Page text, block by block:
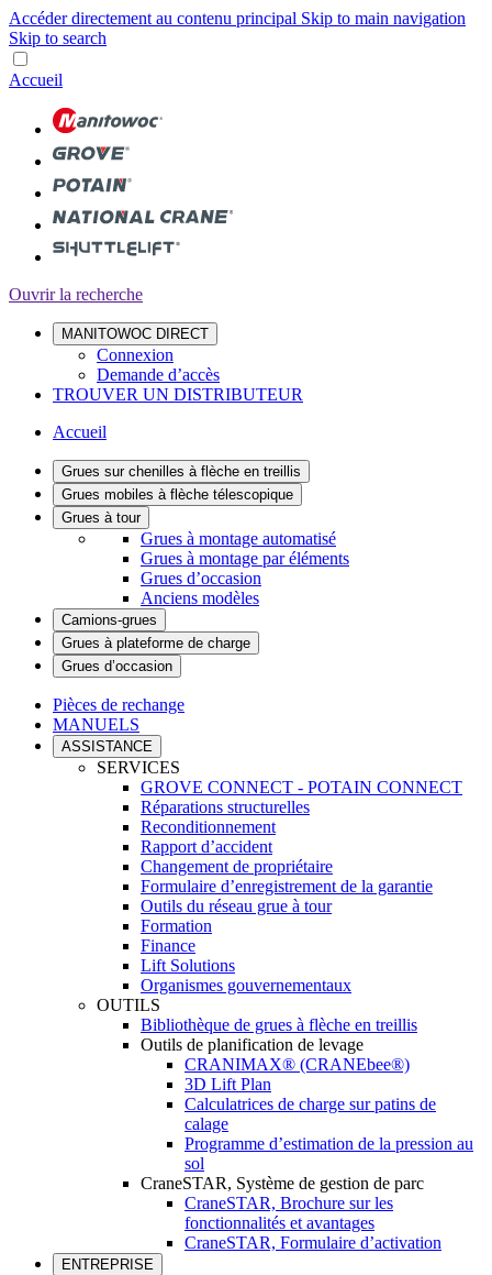
Accéder directement au contenu principal Skip to main navigation
Skip to search
Accueil
Ouvrir la recherche
MANITOWOC DIRECT
Connexion
Demande d’accès
TROUVER UN DISTRIBUTEUR
Accueil
Grues sur chenilles à flèche en treillis
Grues mobiles à flèche télescopique
Grues à tour
Grues à montage automatisé
Grues à montage par éléments
Grues d’occasion
Anciens modèles
Camions-grues
Grues à plateforme de charge
Grues d’occasion
Pièces de rechange
MANUELS
ASSISTANCE
SERVICES
GROVE CONNECT - POTAIN CONNECT
Réparations structurelles
Reconditionnement
Rapport d’accident
Changement de propriétaire
Formulaire d’enregistrement de la garantie
Outils du réseau grue à tour
Formation
Finance
Lift Solutions
Organismes gouvernementaux
OUTILS
Bibliothèque de grues à flèche en treillis
Outils de planification de levage
CRANIMAX® (CRANEbee®)
3D Lift Plan
Calculatrices de charge sur patins de
calage
Programme d’estimation de la pression au
sol
CraneSTAR, Système de gestion de parc
CraneSTAR, Brochure sur les
fonctionnalités et avantages
CraneSTAR, Formulaire d’activation
ENTREPRISE